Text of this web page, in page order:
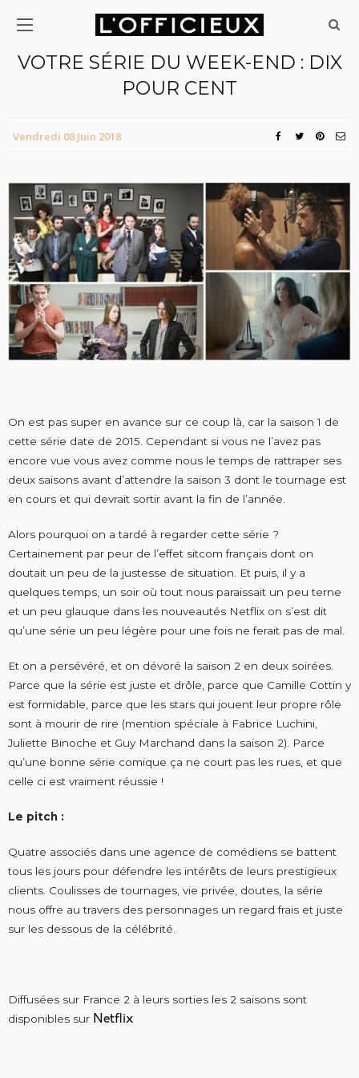
VOTRE SÉRIE DU WEEK-END : DIX
POUR CENT
Vendredi 08 Juin 2018
On est pas super en avance sur ce coup là, car la saison 1 de
cette série date de 2015. Cependant si vous ne l’avez pas
encore vue vous avez comme nous le temps de rattraper ses
deux saisons avant d’attendre la saison 3 dont le tournage est
en cours et qui devrait sortir avant la fin de l’année.
Alors pourquoi on a tardé à regarder cette série ?
Certainement par peur de l’effet sitcom français dont on
doutait un peu de la justesse de situation. Et puis, il y a
quelques temps, un soir où tout nous paraissait un peu terne
et un peu glauque dans les nouveautés Netflix on s’est dit
qu’une série un peu légère pour une fois ne ferait pas de mal.
Et on a persévéré, et on dévoré la saison 2 en deux soirées.
Parce que la série est juste et drôle, parce que Camille Cottin y
est formidable, parce que les stars qui jouent leur propre rôle
sont à mourir de rire (mention spéciale à Fabrice Luchini,
Juliette Binoche et Guy Marchand dans la saison 2). Parce
qu’une bonne série comique ça ne court pas les rues, et que
celle ci est vraiment réussie !
Le pitch :
Quatre associés dans une agence de comédiens se battent
tous les jours pour défendre les intérêts de leurs prestigieux
clients. Coulisses de tournages, vie privée, doutes, la série
nous offre au travers des personnages un regard frais et juste
sur les dessous de la célébrité.
Diffusées sur France 2 à leurs sorties les 2 saisons sont
disponibles sur Netflix